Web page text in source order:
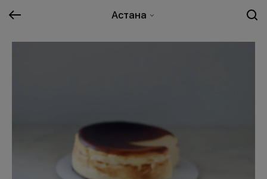
Астана